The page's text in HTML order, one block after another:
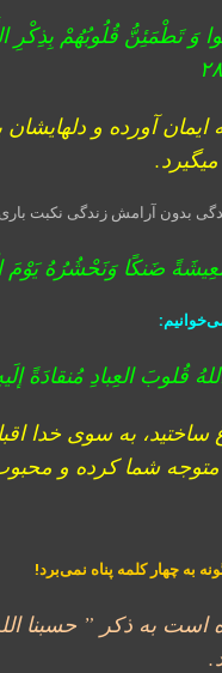
وَ تَطْمَئِنُّ قُلُوبُهُمْ بِذِکْرِ
آورده و دلهایشان
می‏گیرد.
بدون آرامش زندگی نکبت
ضَنکًا وَنَحْشُرُهُ یَوْمَ
قُلوبَ العِبادِ مُنقادَةً
ساختید، به سوی خدا
متوجه شما کرده و
به چهار کلمه پناه نمی‌برد!
به ذکر ” حسبنا